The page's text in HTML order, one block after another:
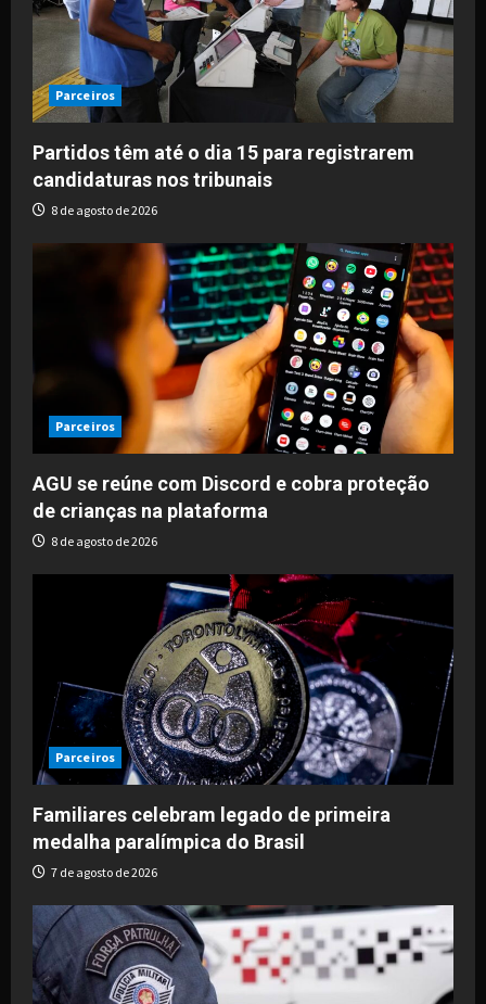
Parceiros
Partidos têm até o dia 15 para registrarem
candidaturas nos tribunais
8 de agosto de 2026
Parceiros
AGU se reúne com Discord e cobra proteção
de crianças na plataforma
8 de agosto de 2026
Parceiros
Familiares celebram legado de primeira
medalha paralímpica do Brasil
7 de agosto de 2026